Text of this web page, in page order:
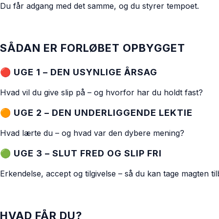
Du får adgang med det samme, og du styrer tempoet.
SÅDAN ER FORLØBET OPBYGGET
🔴 UGE 1 – DEN USYNLIGE ÅRSAG
Hvad vil du give slip på – og hvorfor har du holdt fast?
🟠 UGE 2 – DEN UNDERLIGGENDE LEKTIE
Hvad lærte du – og hvad var den dybere mening?
🟢 UGE 3 – SLUT FRED OG SLIP FRI
Erkendelse, accept og tilgivelse – så du kan tage magten
HVAD FÅR DU?